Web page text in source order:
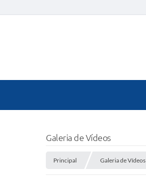
Galeria de Vídeos
Principal Galeria de Vídeos